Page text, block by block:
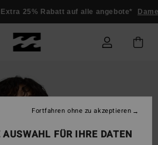
25% Rabatt auf alle angebote* Damen
FÜR IHRE DATEN
Fortfahren ohne zu akzeptieren